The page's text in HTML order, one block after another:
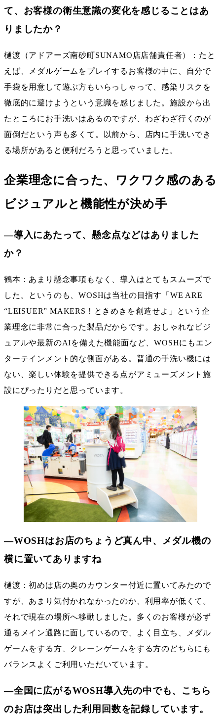
て、お客様の衛生意識の変化を感じることはあ
りましたか？
樋渡（アドアーズ南砂町SUNAMO店店舗責任者）：たと
えば、メダルゲームをプレイするお客様の中に、自分で
手袋を用意して遊ぶ方もいらっしゃって、感染リスクを
徹底的に避けようという意識を感じました。施設から出
たところにお手洗いはあるのですが、わざわざ行くのが
面倒だという声も多くて。以前から、店内に手洗いでき
る場所があると便利だろうと思っていました。
企業理念に合った、ワクワク感のある
ビジュアルと機能性が決め手
―導入にあたって、懸念点などはありました
か？
鶴本：あまり懸念事項もなく、導入はとてもスムーズで
した。というのも、WOSHは当社の目指す「WE ARE
“LEISUER” MAKERS！ときめきを創造せよ」という企
業理念に非常に合った製品だからです。おしゃれなビジ
ュアルや最新のAIを備えた機能面など、WOSHにもエン
ターテインメント的な側面がある。普通の手洗い機には
ない、楽しい体験を提供できる点がアミューズメント施
設にぴったりだと思っています。
―WOSHはお店のちょうど真ん中、メダル機の
横に置いてありますね
樋渡：初めは店の奥のカウンター付近に置いてみたので
すが、あまり気付かれなかったのか、利用率が低くて。
それで現在の場所へ移動しました。多くのお客様が必ず
通るメイン通路に面しているので、よく目立ち、メダル
ゲームをする方、クレーンゲームをする方のどちらにも
バランスよくご利用いただいています。
―全国に広がるWOSH導入先の中でも、こちら
のお店は突出した利用回数を記録しています。